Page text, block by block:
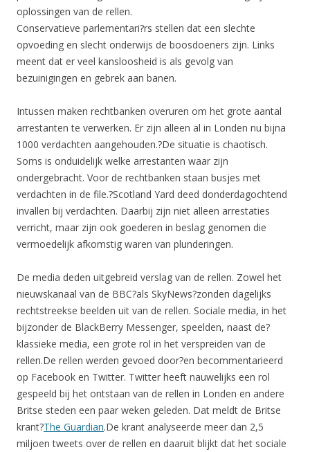
oplossingen van de rellen.
Conservatieve parlementari?rs stellen dat een slechte
opvoeding en slecht onderwijs de boosdoeners zijn. Links
meent dat er veel kansloosheid is als gevolg van
bezuinigingen en gebrek aan banen.
Intussen maken rechtbanken overuren om het grote aantal
arrestanten te verwerken. Er zijn alleen al in Londen nu bijna
1000 verdachten aangehouden.?De situatie is chaotisch.
Soms is onduidelijk welke arrestanten waar zijn
ondergebracht. Voor de rechtbanken staan busjes met
verdachten in de file.?Scotland Yard deed donderdagochtend
invallen bij verdachten. Daarbij zijn niet alleen arrestaties
verricht, maar zijn ook goederen in beslag genomen die
vermoedelijk afkomstig waren van plunderingen.
De media deden uitgebreid verslag van de rellen. Zowel het
nieuwskanaal van de BBC?als SkyNews?zonden dagelijks
rechtstreekse beelden uit van de rellen. Sociale media, in het
bijzonder de BlackBerry Messenger, speelden, naast de?
klassieke media, een grote rol in het verspreiden van de
rellen.De rellen werden gevoed door?en becommentarieerd
op Facebook en Twitter. Twitter heeft nauwelijks een rol
gespeeld bij het ontstaan van de rellen in Londen en andere
Britse steden een paar weken geleden. Dat meldt de Britse
krant?The Guardian.De krant analyseerde meer dan 2,5
miljoen tweets over de rellen en daaruit blijkt dat het sociale